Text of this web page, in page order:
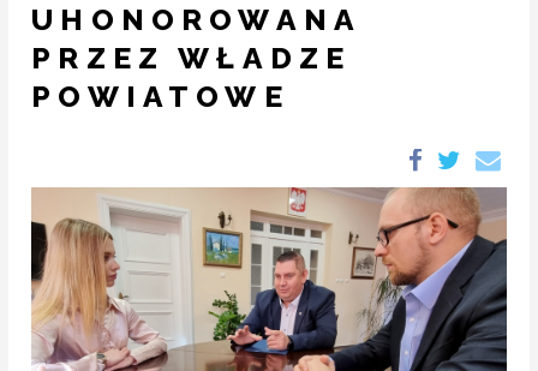
UHONOROWANA
PRZEZ WŁADZE
POWIATOWE